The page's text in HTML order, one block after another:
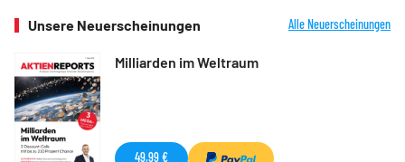
Unsere Neuerscheinungen Alle Neuerscheinungen
Milliarden im Weltraum
49,99 €